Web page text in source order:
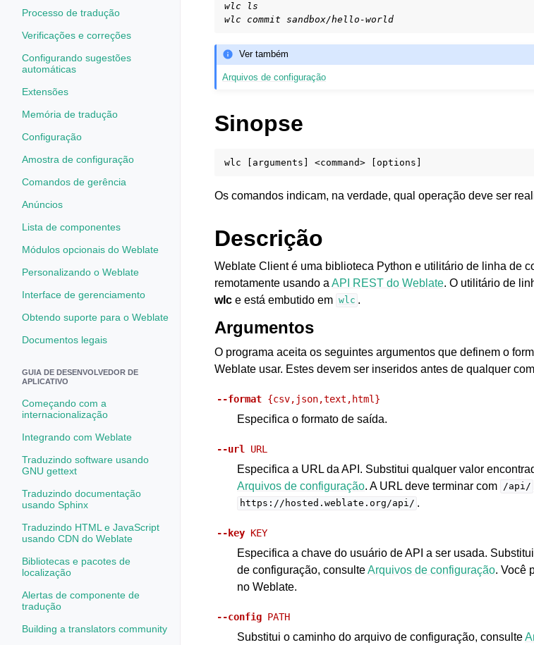
Processo de tradução
Verificações e correções
Configurando sugestões
automáticas
Extensões
Memória de tradução
Configuração
Amostra de configuração
Comandos de gerência
Anúncios
Lista de componentes
Módulos opcionais do Weblate
Personalizando o Weblate
Interface de gerenciamento
Obtendo suporte para o Weblate
Documentos legais
GUIA DE DESENVOLVEDOR DE
APLICATIVO
Começando com a
internacionalização
Integrando com Weblate
Traduzindo software usando
GNU gettext
Traduzindo documentação
usando Sphinx
Traduzindo HTML e JavaScript
usando CDN do Weblate
Bibliotecas e pacotes de
localização
Alertas de componente de
tradução
Building a translators community
wlc ls
wlc commit sandbox/hello-world
Ver também
Arquivos de configuração
Sinopse
Os comandos indicam, na verdade, qual operação deve ser
Descrição
Weblate Client é uma biblioteca Python e utilitário de linha de
remotamente usando a API REST do Weblate. O utilitário de
wlc e está embutido em wlc .
Argumentos
O programa aceita os seguintes argumentos que definem o
Weblate usar. Estes devem ser inseridos antes de qualquer
--format {csv,json,text,html}
Especifica o formato de saída.
--url URL
Especifica a URL da API. Substitui qualquer valor
Arquivos de configuração. A URL deve terminar com /api/
https://hosted.weblate.org/api/ .
--key KEY
Especifica a chave do usuário de API a ser usada.
de configuração, consulteArquivos de configuração. Você
no Weblate.
--config PATH
Substitui o caminho do arquivo de configuração, consulte